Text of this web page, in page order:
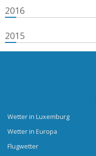
2016
2015
Wetter in Luxemburg
Wetter in Europa
Flugwetter